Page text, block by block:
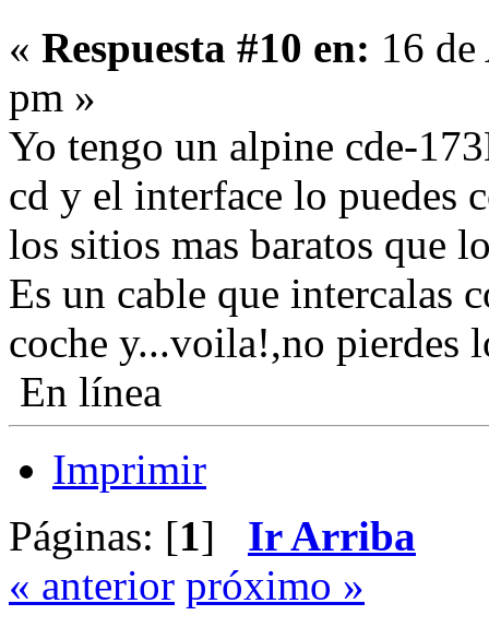
« Respuesta #10 en: 16
pm »
Yo tengo un alpine cde-
cd y el interface lo puedes
los sitios mas baratos que
Es un cable que intercalas
coche y...voila!,no pierdes
En línea
Imprimir
Páginas: [1] Ir Arriba
« anterior próximo »